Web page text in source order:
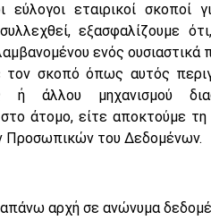
εταιρικοί σκοποί
εξασφαλίζουμε
ενός ουσιαστικά
τον σκοπό όπως αυτός
ή άλλου μηχανισμού
άτομο, είτε αποκτούμε τη
Προσωπικών του Δεδομένων.
αρχή σε ανώνυμα